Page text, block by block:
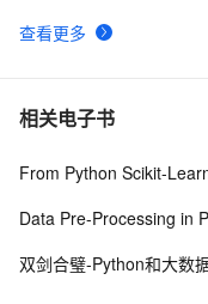
查看更多
相关电子书
From Python Scikit-
Data Pre-Processing in
双剑合璧-Python和大数